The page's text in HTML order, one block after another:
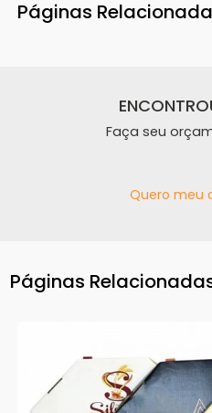
Páginas
Faça seu
Quero meu
Páginas